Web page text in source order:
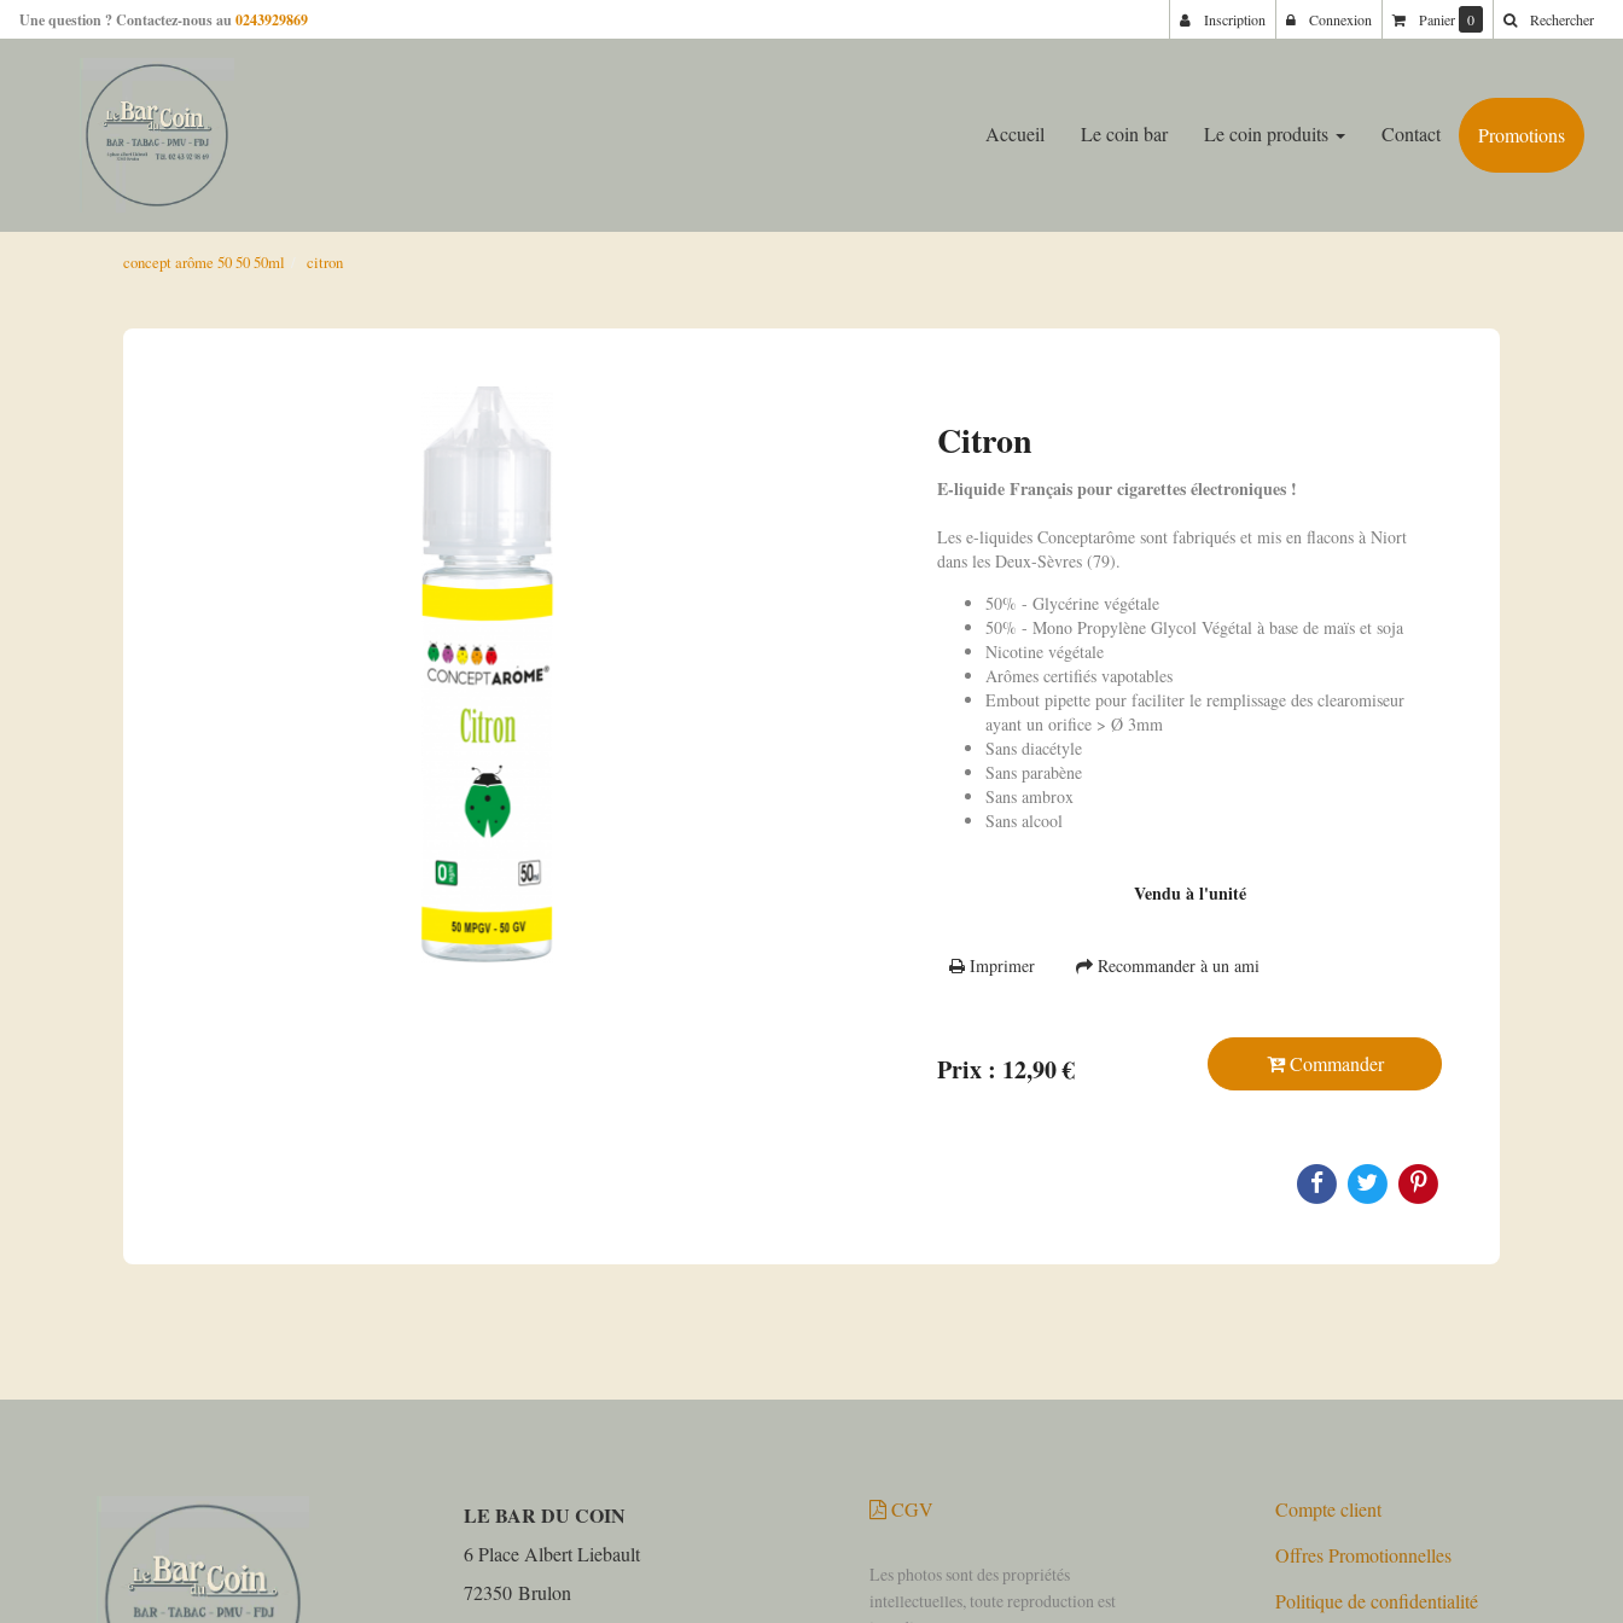
Accueil Le coin bar Le coin produits Contact Promotions
concept arôme 50 50 50ml citron
Citron
E-liquide Français pour cigarettes électroniques !
Les e-liquides Conceptarôme sont fabriqués et mis en flacons à Niort
dans les Deux-Sèvres (79).
50% - Glycérine végétale
50% - Mono Propylène Glycol Végétal à base de maïs et soja
Nicotine végétale
Arômes certifiés vapotables
Embout pipette pour faciliter le remplissage des clearomiseur
ayant un orifice > Ø 3mm
Sans diacétyle
Sans parabène
Sans ambrox
Sans alcool
Vendu à l'unité
Imprimer Recommander à un ami
Prix : 12,90 € Commander
Une question ? Contactez-nous au 0243929869 Inscription Connexion Panier 0 Rechercher
LE BAR DU COIN
6 Place Albert Liebault
72350 Brulon
CGV
Les photos sont des propriétés
intellectuelles, toute reproduction est
Compte client
Offres Promotionnelles
Politique de confidentialité